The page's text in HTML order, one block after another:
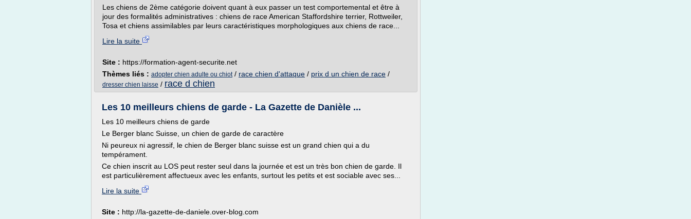
Les chiens de 2ème catégorie doivent quant à eux passer un test comportemental et être à
jour des formalités administratives : chiens de race American Staffordshire terrier, Rottweiler,
Tosa et chiens assimilables par leurs caractéristiques morphologiques aux chiens de race...
Lire la suite
Site : https://formation-agent-securite.net
Thèmes liés : adopter chien adulte ou chiot/ race chien d'attaque / prix d un chien de race /
dresser chien laisse / race d chien
Les 10 meilleurs chiens de garde - La Gazette de Danièle ...
Les 10 meilleurs chiens de garde
Le Berger blanc Suisse, un chien de garde de caractère
Ni peureux ni agressif, le chien de Berger blanc suisse est un grand chien qui a du
tempérament.
Ce chien inscrit au LOS peut rester seul dans la journée et est un très bon chien de garde. Il
est particulièrement affectueux avec les enfants, surtout les petits et est sociable avec ses...
Lire la suite
Site : http://la-gazette-de-daniele.over-blog.com